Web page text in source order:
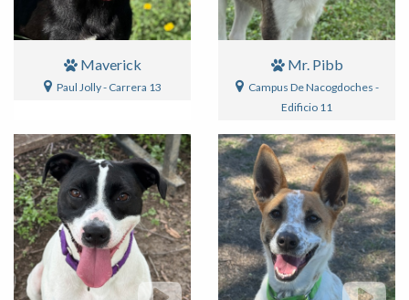
Maverick
Paul Jolly - Carrera 13
Mr. Pibb
Campus De Nacogdoches -
Edificio 11